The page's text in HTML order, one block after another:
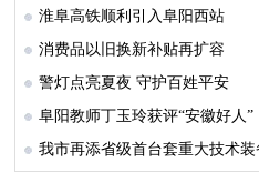
淮阜高铁顺利引入阜阳西站
消费品以旧换新补贴再扩容
警灯点亮夏夜 守护百姓平安
阜阳教师丁玉玲获评“安徽好人”
我市再添省级首台套重大技术装